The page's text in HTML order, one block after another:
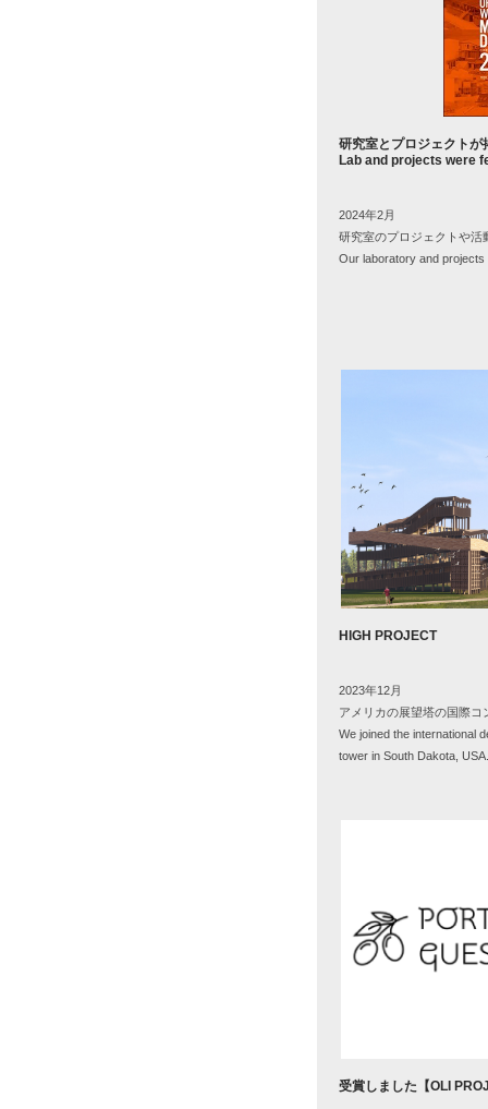
研究室とプロジェクトが
Lab and projects were
2024年2月
研究室のプロジェクトや活
Our laboratory and
HIGH PROJECT
2023年12月
アメリカの展望塔の国際コ
We joined the international
tower in South Dakota, USA.
受賞しました【OLI